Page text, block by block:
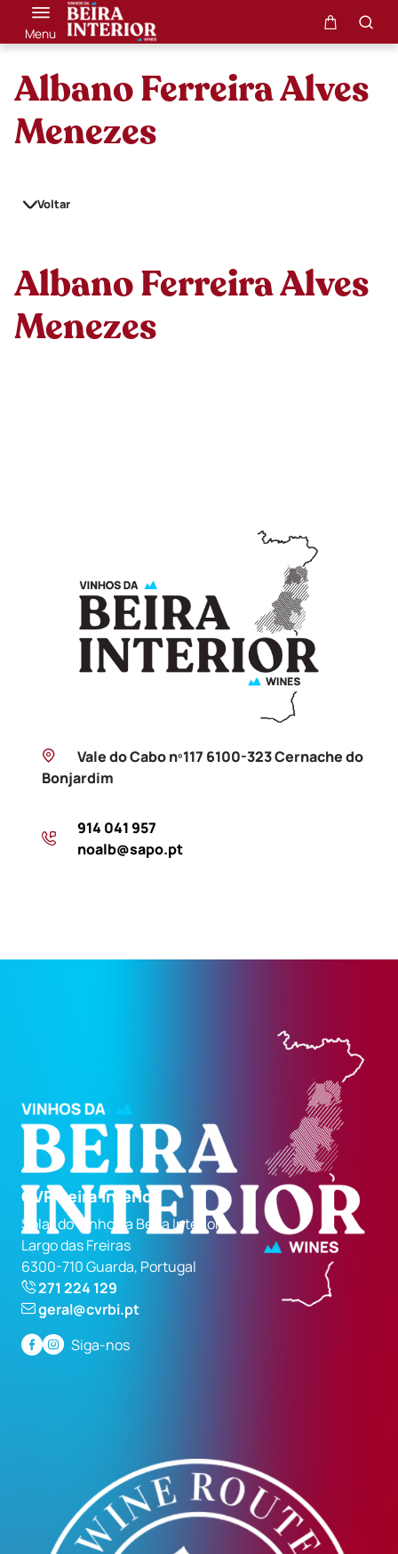
Menu
Albano Ferreira Alves
Menezes
Voltar
Albano Ferreira Alves
Menezes
Vale do Cabo nº117 6100-323 Cernache do
Bonjardim
914 041 957
noalb@sapo.pt
CVR Beira Interior
Solar do Vinho da Beira Interior
Largo das Freiras
6300-710 Guarda, Portugal
271 224 129
geral@cvrbi.pt
Siga-nos